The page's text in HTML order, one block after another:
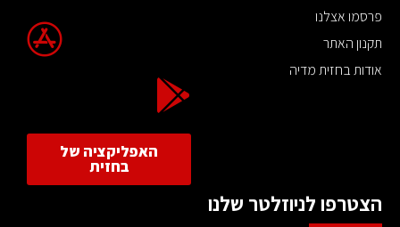
פרסמו אצלנו
תקנון האתר
אודות בחזית מדיה
האפליקציה של
בחזית
הצטרפו לניוזלטר שלנו